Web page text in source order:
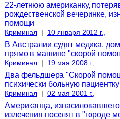
22-летнюю американку,
рождественской вечеринке,
помощи
Криминал | 10 января 2012 г.,
В Австралии судят медика,
прямо в машине "скорой
Криминал | 19 мая 2008 г.,
Два фельдшера "Скорой
психически больную пациентку
Криминал | 02 мая 2001 г.,
Американца,
излечения поселят в "городе